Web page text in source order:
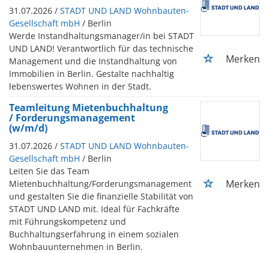
31.07.2026 / STADT UND LAND Wohnbauten-
Gesellschaft mbH / Berlin
Werde Instandhaltungsmanager/in bei STADT
UND LAND! Verantwortlich für das technische
Management und die Instandhaltung von
Immobilien in Berlin. Gestalte nachhaltig
lebenswertes Wohnen in der Stadt.
Merken
Teamleitung Mietenbuchhaltung
/ Forderungsmanagement
(w/m/d)
31.07.2026 / STADT UND LAND Wohnbauten-
Gesellschaft mbH / Berlin
Leiten Sie das Team
Mietenbuchhaltung/Forderungsmanagement
und gestalten Sie die finanzielle Stabilität von
STADT UND LAND mit. Ideal für Fachkräfte
mit Führungskompetenz und
Buchhaltungserfahrung in einem sozialen
Wohnbauunternehmen in Berlin.
Merken